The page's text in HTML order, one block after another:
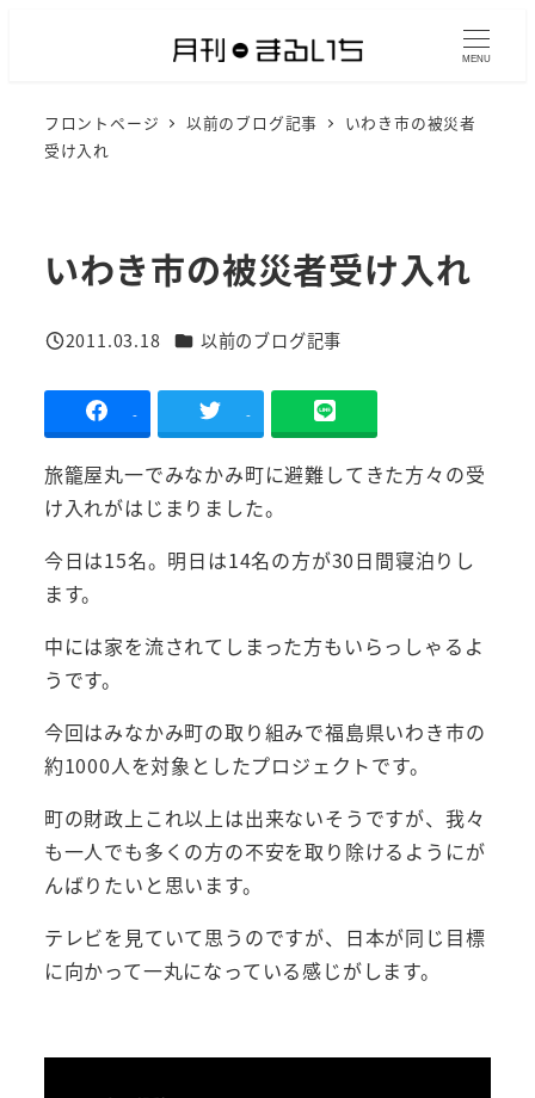
MENU
フロントページ 以前のブログ記事
いわき市の被災者
受け入れ
いわき市の被災者受け入れ
投稿日
2011.03.18 カテゴリー
以前のブログ記事
- -
旅籠屋丸一でみなかみ町に避難してきた方々の受
け入れがはじまりました。
今日は15名。明日は14名の方が30日間寝泊りし
ます。
中には家を流されてしまった方もいらっしゃるよ
うです。
今回はみなかみ町の取り組みで福島県いわき市の
約1000人を対象としたプロジェクトです。
町の財政上これ以上は出来ないそうですが、我々
も一人でも多くの方の不安を取り除けるようにが
んばりたいと思います。
テレビを見ていて思うのですが、日本が同じ目標
に向かって一丸になっている感じがします。